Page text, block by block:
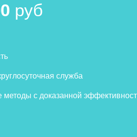
руб
служба
методы с доказанной